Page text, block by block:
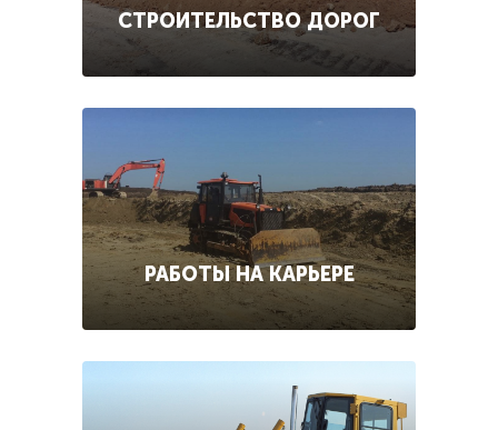
СТРОИТЕЛЬСТВО ДОРОГ
РАБОТЫ НА КАРЬЕРЕ